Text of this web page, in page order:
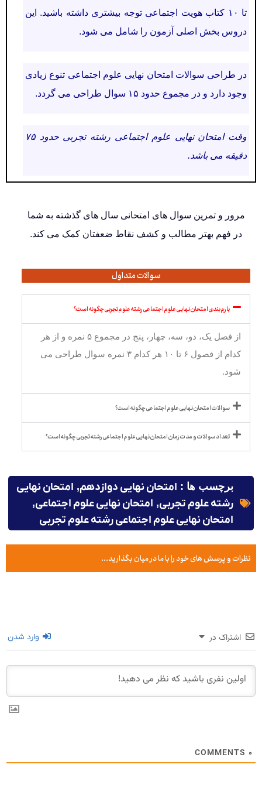
تا ۱۰ کتاب هویت اجتماعی توجه بیشتری داشته باشید. این
دروس بخش اصلی آزمون را شامل می شود.
در طراحی سوالات امتحان نهایی علوم اجتماعی تنوع زیادی
وجود دارد و در مجموع حدود ۱۵ سوال طراحی می گردد.
وقت امتحان نهایی علوم اجتماعی رشته تجربی حدود ۷۵
دقیقه می باشد.
مرور و تمرین سوال های امتحانی سال های گذشته به شما
در فهم بهتر مطالب و کشف نقاط ضعفتان کمک می کند.
سوالات متداول
بارم بندی امتحان نهایی علوم اجتماعی رشته علوم تجربی چگونه است؟
از فصل یک، دو، سه، چهار، پنج در مجموع ۵ نمره و از هر
کدام از فصول ۶ تا ۱۰ هر کدام ۳ نمره سوال طراحی می
شود.
سوالات امتحان نهایی علوم اجتماعی چگونه است؟
تعداد سوالات و مدت زمان امتحان نهایی علوم اجتماعی رشته تجربی چگونه است؟
برچسب ها : امتحان نهایی دوازدهم, امتحان نهایی
رشته علوم تجربی, امتحان نهایی علوم اجتماعی,
امتحان نهایی علوم اجتماعی رشته علوم تجربی
نظرات و پرسش های خود را با ما در میان بگذارید...
اشتراک در وارد شدن
۰